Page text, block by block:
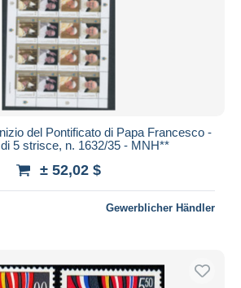
del Pontificato di Papa Francesco -
5 strisce, n. 1632/35 - MNH**
± 52,02 $
Gewerblicher Händler